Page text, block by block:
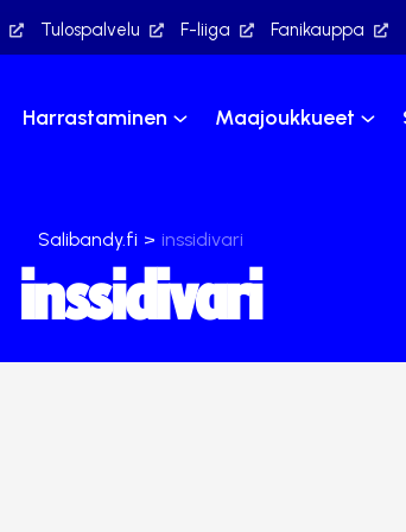
Tulospalvelu F-liiga Fanikauppa
Harrastaminen Maajoukkueet
Salibandy.fi > inssidivari
inssidivari